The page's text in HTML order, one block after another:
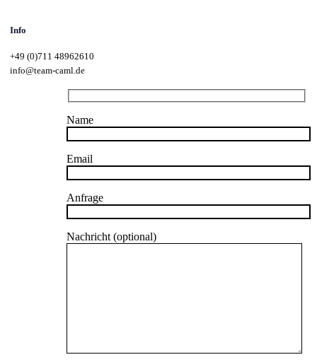
Info
+49 (0)711 48962610
info@team-caml.de
Name
Email
Anfrage
Nachricht (optional)